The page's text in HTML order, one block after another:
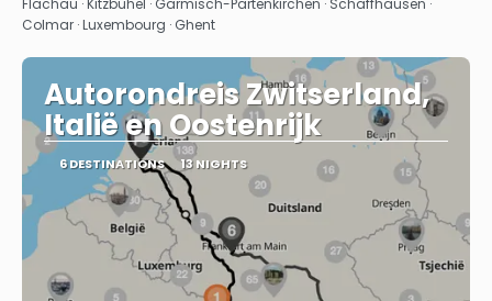
Colmar · Luxembourg · Ghent
Autorondreis Zwitserland,
Italië en Oostenrijk
6 DESTINATIONS 13 NIGHTS